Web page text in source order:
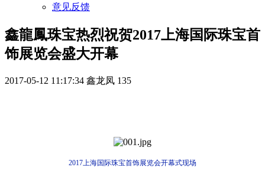
意见反馈
鑫龍鳳珠宝热烈祝贺2017上海国际珠宝首
饰展览会盛大开幕
2017-05-12 11:17:34 鑫龙凤 135
2017上海国际珠宝首饰展览会开幕式现场